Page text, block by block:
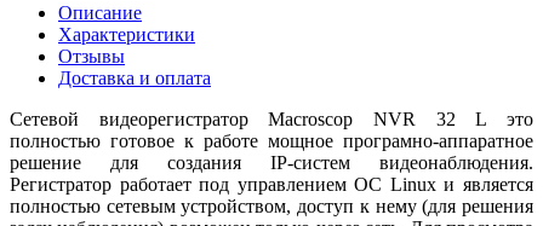
Описание
Характеристики
Отзывы
Доставка и оплата
Cетевой видеорегистратор Macroscop NVR 32 L это
полностью готовое к работе мощное програмно-аппаратное
решение для создания IP-систем видеонаблюдения.
Регистратор работает под управлением ОС Linux и является
полностью сетевым устройством, доступ к нему (для решения